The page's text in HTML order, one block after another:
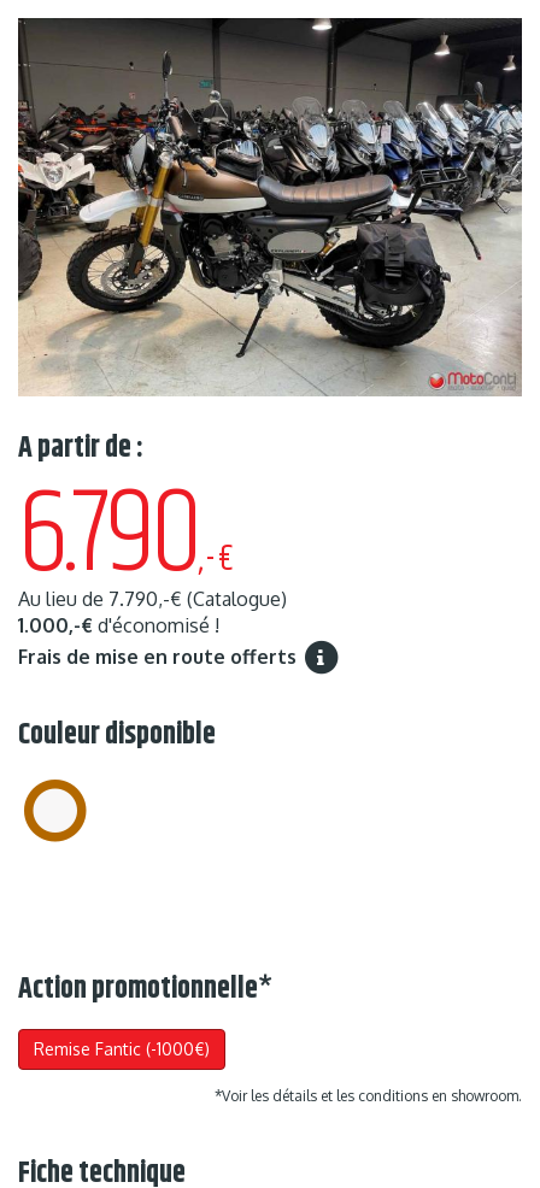
A partir de :
6.790,-€
Au lieu de 7.790,-€ (Catalogue)
1.000,-€ d'économisé !
Frais de mise en route offerts
Couleur disponible
Action promotionnelle*
Remise Fantic (-1000€)
*Voir les détails et les conditions en showroom.
Fiche technique